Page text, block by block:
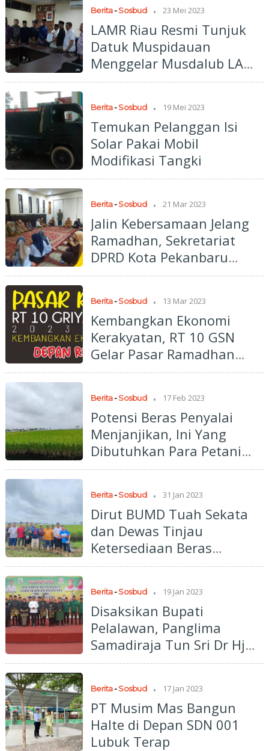
Pekanbaru
Berita-Sosbud . 23 Mei 2023
LAMR Riau Resmi Tunjuk
Datuk Muspidauan
Menggelar Musdalub LAMR
Kota Pekanbaru
Berita-Sosbud . 19 Mei 2023
Temukan Pelanggan Isi
Solar Pakai Mobil
Modifikasi Tangki
Berita-Sosbud . 21 Mar 2023
Jalin Kebersamaan Jelang
Ramadhan, Sekretariat
DPRD Kota Pekanbaru
Gelar Makan Siang
Berita-Sosbud . 13 Mar 2023
Kembangkan Ekonomi
Kerakyatan, RT 10 GSN
Gelar Pasar Ramadhan
2023 M/1444 H
Berita-Sosbud . 17 Feb 2023
Potensi Beras Penyalai
Menjanjikan, Ini Yang
Dibutuhkan Para Petani
Kuala Kampar
Berita-Sosbud . 31 Jan 2023
Dirut BUMD Tuah Sekata
dan Dewas Tinjau
Ketersediaan Beras
Penyalai di Kuala Kampar
Berita-Sosbud . 19 Jan 2023
Disaksikan Bupati
Pelalawan, Panglima
Samadiraja Tun Sri Dr Hj
Intsiawati Ayus SH MH
Pelalawan
Berita-Sosbud . 17 Jan 2023
PT Musim Mas Bangun
Halte di Depan SDN 001
Lubuk Terap